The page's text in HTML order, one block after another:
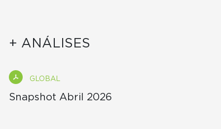
+ ANÁLISES
GLOBAL
Snapshot Abril 2026